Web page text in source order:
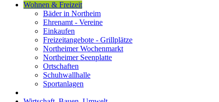
Wohnen & Freizeit
Bäder in Northeim
Ehrenamt - Vereine
Einkaufen
Freizeitangebote - Grillplätze
Northeimer Wochenmarkt
Northeimer Seenplatte
Ortschaften
Schuhwallhalle
Sportanlagen